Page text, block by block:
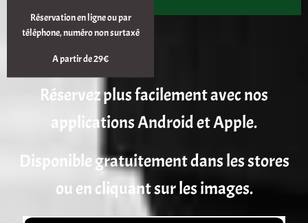
Réservation en ligne ou par
téléphone, numéro non surtaxé
A partir de 29€
Réservez plus facilement avec nos
applications Android et Apple.
Disponible gratuitement dans les stores
ou en cliquant sur les images.